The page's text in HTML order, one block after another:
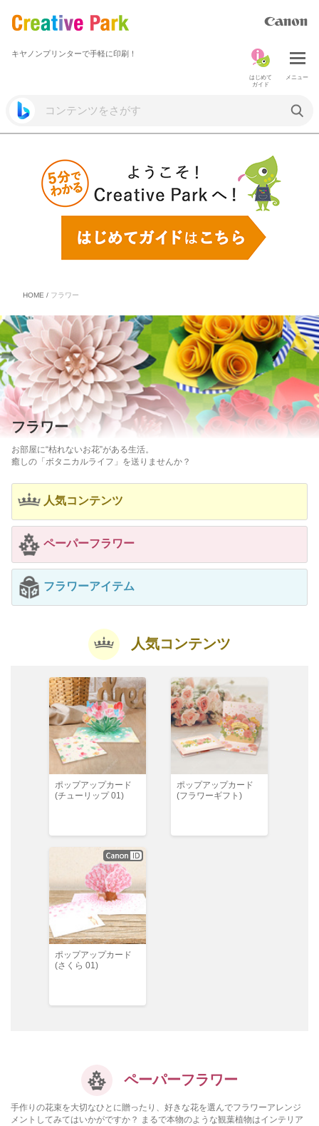
キヤノンプリンターで手軽に印刷！
メニュー
はじめて
ガイド
HOME / フラワー
フラワー
お部屋に“枯れないお花”がある生活。
癒しの「ボタニカルライフ」を送りませんか？
人気コンテンツ
ペーパーフラワー
フラワーアイテム
人気コンテンツ
ポップアップカード
(チューリップ 01)
ポップアップカード
(フラワーギフト)
ポップアップカード
(さくら 01)
ペーパーフラワー
手作りの花束を大切なひとに贈ったり、好きな花を選んでフラワーアレンジ
メントしてみてはいかがですか？ まるで本物のような観葉植物はインテリア